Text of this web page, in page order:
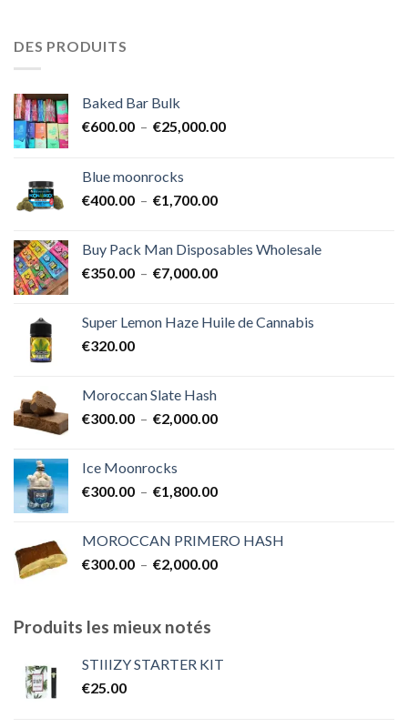
DES PRODUITS
Baked Bar Bulk
€600.00 – €25,000.00Plage
Blue moonrocks
€400.00 – €1,700.00Plage
€400.00
à
Buy Pack Man Disposables Wholesale
€350.00 – €7,000.00Plage
€350.00
Super Lemon Haze Huile de Cannabis
€320.00
Moroccan Slate Hash
€300.00 – €2,000.00Plage
à
Ice Moonrocks
€300.00 – €1,800.00Plage
€300.00
à
MOROCCAN PRIMERO HASH
€300.00 – €2,000.00Plage
€2,000.00
Produits les mieux notés
STIIIZY STARTER KIT
€25.00